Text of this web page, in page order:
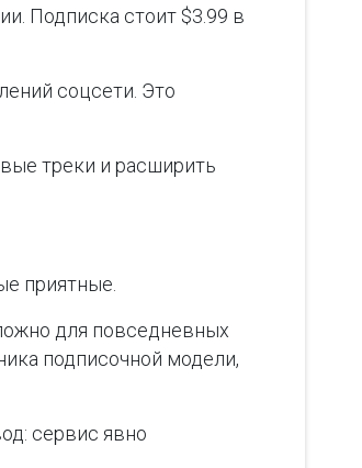
Подписка стоит $3.99 в
соцсети. Это
треки и расширить
приятные.
для повседневных
подписочной модели,
сервис явно